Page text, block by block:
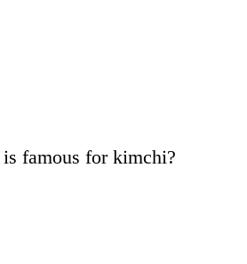
famous for kimchi?